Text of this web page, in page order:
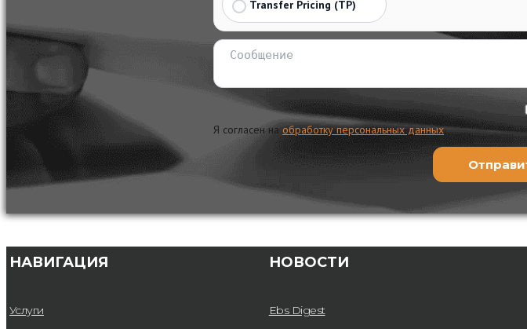
Transfer Pricing (TP)
Я согласен на обработку персональных данных
НАВИГАЦИЯ
Услуги
НОВОСТИ
Ebs Digest